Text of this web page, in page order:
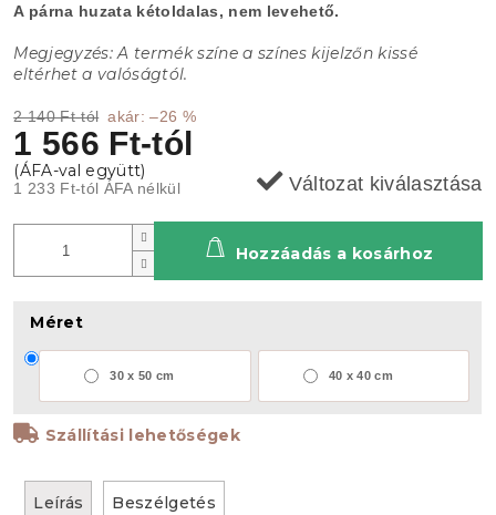
2 140 Ft-tól akár: –26 %
1 566 Ft-tól
1 233 Ft-tól ÁFA nélkül Változat kiválasztása
Méret
30 x 50 cm 40 x 40 cm
Szállítási lehetőségek
Hozzáadás a kosárhoz
A párna huzata kétoldalas, nem levehető.
Megjegyzés: A termék színe a színes kijelzőn kissé
eltérhet a valóságtól.
Leírás Beszélgetés